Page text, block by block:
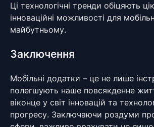
Ці технологічні тренди обіцяють
інноваційні можливості для
майбутньому.
Заключення
Мобільні додатки – це не лише
полегшують наше повсякденне
віконце у світ інновацій та
прогресу. Заключаючи роздуми